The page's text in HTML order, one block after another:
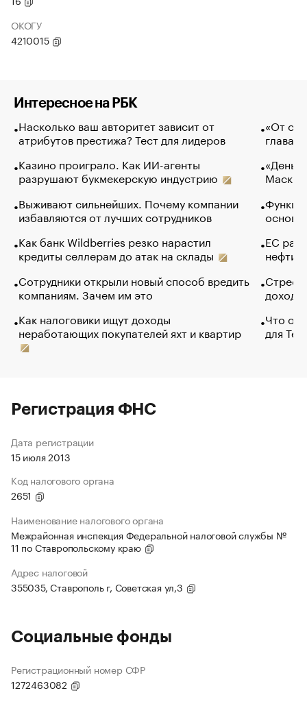
ОКОГУ
4210015
Интересное на РБК
Насколько ваш авторитет зависит от
атрибутов престижа? Тест для лидеров
Казино проиграло. Как ИИ-агенты
разрушают букмекерскую индустрию
Выживают сильнейших. Почему компании
избавляются от лучших сотрудников
Как банк Wildberries резко нарастил
кредиты селлерам до атак на склады
Сотрудники открыли новый способ вредить
компаниям. Зачем им это
Как налоговики ищут доходы
неработающих покупателей яхт и квартир
«От
глава
Маск в
основ
ЕС
нефти
Что
для
Регистрация ФНС
Дата регистрации
15 июля 2013
Код налогового органа
2651
Наименование налогового органа
Межрайонная инспекция Федеральной налоговой службы №
11 по Ставропольскому краю
Адрес налоговой
355035, Ставрополь г, Советская ул,3
Социальные фонды
Регистрационный номер СФР
1272463082